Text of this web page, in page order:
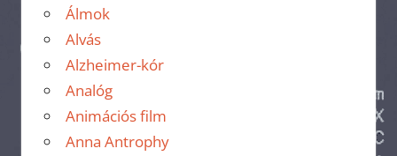
Álmok
Alvás
Alzheimer-kór
Analóg
Animációs film
Anna Antrophy